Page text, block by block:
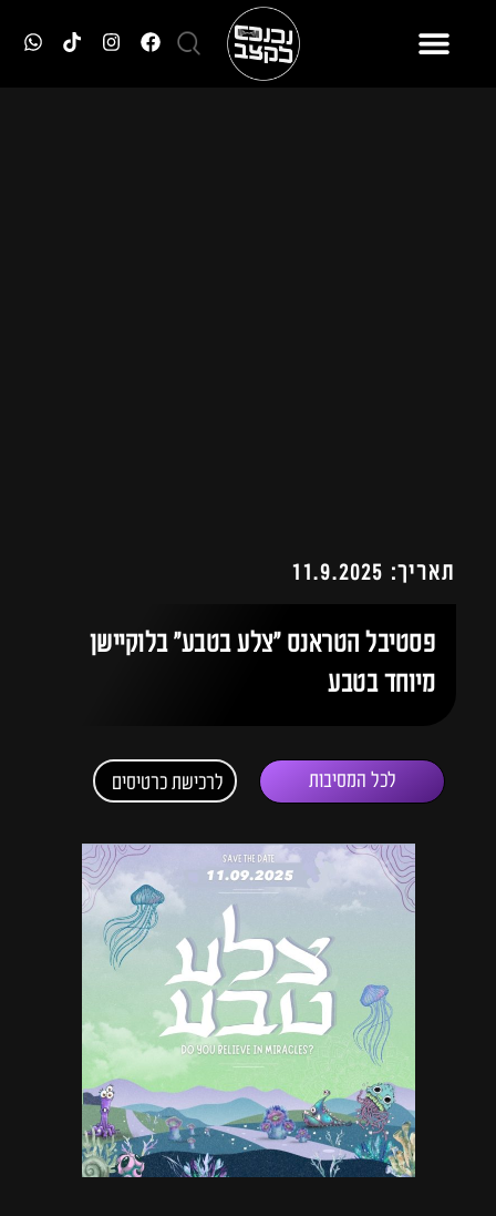
תאריך: 11.9.2025
פסטיבל הטראנס "צלע בטבע״ בלוקיישן
מיוחד בטבע
לכל המסיבות לרכישת כרטיסים